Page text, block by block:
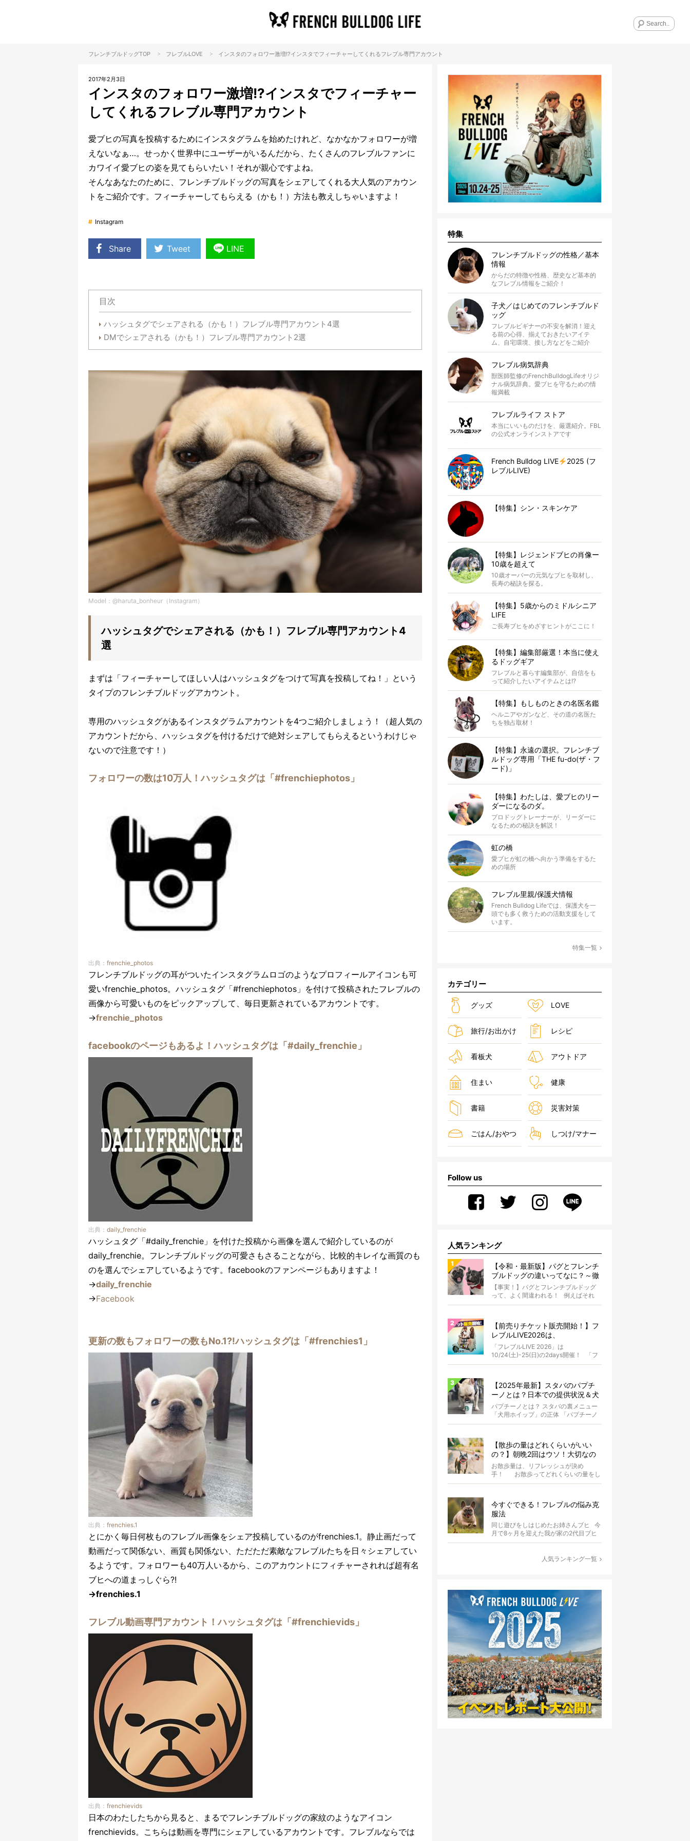
フレンチブルドッグTOP > フレブルLOVE > インスタのフォロワー激増!?インスタでフィーチャーしてくれるフレブル専門アカウント
2017年2月3日
インスタのフォロワー激増!?インスタでフィーチャー
してくれるフレブル専門アカウント
愛ブヒの写真を投稿するためにインスタグラムを始めたけれど、なかなかフォロワーが増
えないなぁ…。せっかく世界中にユーザーがいるんだから、たくさんのフレブルファンに
カワイイ愛ブヒの姿を見てもらいたい！それが親心ですよね。
そんなあなたのために、フレンチブルドッグの写真をシェアしてくれる大人気のアカウン
トをご紹介です。フィーチャーしてもらえる（かも！）方法も教えしちゃいますよ！
# Instagram
Share Tweet LINE
目次
ハッシュタグでシェアされる（かも！）フレブル専門アカウント4選
DMでシェアされる（かも！）フレブル専門アカウント2選
Model：@haruta_bonheur（Instagram）
ハッシュタグでシェアされる（かも！）フレブル専門アカウント4
選
まずは「フィーチャーしてほしい人はハッシュタグをつけて写真を投稿してね！」という
タイプのフレンチブルドッグアカウント。
専用のハッシュタグがあるインスタグラムアカウントを4つご紹介しましょう！（超人気の
アカウントだから、ハッシュタグを付けるだけで絶対シェアしてもらえるというわけじゃ
ないので注意です！）
フォロワーの数は10万人！ハッシュタグは「#frenchiephotos」
出典： frenchie_photos
フレンチブルドッグの耳がついたインスタグラムロゴのようなプロフィールアイコンも可
愛いfrenchie_photos。ハッシュタグ「#frenchiephotos」を付けて投稿されたフレブルの
画像から可愛いものをピックアップして、毎日更新されているアカウントです。
→frenchie_photos
facebookのページもあるよ！ハッシュタグは「#daily_frenchie」
出典： daily_frenchie
ハッシュタグ「#daily_frenchie」を付けた投稿から画像を選んで紹介しているのが
daily_frenchie。フレンチブルドッグの可愛さもさることながら、比較的キレイな画質のも
のを選んでシェアしているようです。facebookのファンページもありますよ！
→daily_frenchie
→Facebook
更新の数もフォロワーの数もNo.1?!ハッシュタグは「#frenchies1」
出典： frenchies.1
とにかく毎日何枚ものフレブル画像をシェア投稿しているのがfrenchies.1。静止画だって
動画だって関係ない、画質も関係ない、ただただ素敵なフレブルたちを日々シェアしてい
るようです。フォロワーも40万人いるから、このアカウントにフィチャーされれば超有名
ブヒへの道まっしぐら?!
→frenchies.1
フレブル動画専門アカウント！ハッシュタグは「#frenchievids」
出典： frenchievids
日本のわたしたちから見ると、まるでフレンチブルドッグの家紋のようなアイコン
frenchievids。こちらは動画を専門にシェアしているアカウントです。フレブルならでは
特集
フレンチブルドッグの性格／基本
情報
からだの特徴や性格、歴史など基本的
なフレブル情報をご紹介！
子犬／はじめてのフレンチブルド
ッグ
フレブルビギナーの不安を解消！迎え
る前の心得、揃えておきたいアイテ
ム、自宅環境、接し方などをご紹介
フレブル病気辞典
獣医師監修のFrenchBulldogLifeオリジ
ナル病気辞典。愛ブヒを守るための情
報満載
フレブルライフ ストア
本当にいいものだけを、厳選紹介。FBL
の公式オンラインストアです
French Bulldog LIVE
2025 (フ
レブルLIVE)
【特集】シン・スキンケア
【特集】レジェンドブヒの肖像ー
10歳を超えて
10歳オーバーの元気なブヒを取材し、
長寿の秘訣を探る。
【特集】5歳からのミドルシニア
LIFE
ご長寿ブヒをめざすヒントがここに！
【特集】編集部厳選！本当に使え
るドッグギア
フレブルと暮らす編集部が、自信をも
って紹介したいアイテムとは!?
【特集】もしものときの名医名鑑
ヘルニアやガンなど、その道の名医た
ちを独占取材！
【特集】永遠の選択。フレンチブ
ルドッグ専用「THE fu-do(ザ・フ
ード)」
【特集】わたしは、愛ブヒのリー
ダーになるのダ。
プロドッグトレーナーが、リーダーに
なるための秘訣を解説！
虹の橋
愛ブヒが虹の橋へ向かう準備をするた
めの場所
フレブル里親/保護犬情報
French Bulldog Lifeでは、保護犬を一
頭でも多く救うための活動支援をして
います。
特集一覧
カテゴリー
グッズ LOVE
旅行/お出かけ レシピ
看板犬 アウトドア
住まい 健康
書籍 災害対策
ごはん/おやつ しつけ/マナー
Follow us
人気ランキング
【令和・最新版】パグとフレンチ
ブルドッグの違いってなに？～徹
底解説～
【事実！】パグとフレンチブルドッグ
って、よく間違われる！ 例えばそれ
は、愛ブヒとのお散歩中。 &...
【前売りチケット販売開始！】フ
レブルLIVE2026は、
10/24(土)-25(日)開催！フレブル
だらけのキャンプ・前夜祭・バス
プランも新登場!?
「フレブルLIVE 2026」は
10/24(土)-25(日)の2days開催！ 「フ
レブルLIV...
【2025年最新】スタバのパプチ
ーノとは？日本での提供状況＆犬
同伴OK店舗一覧も紹介！
パプチーノとは？ スタバの裏メニュー
「犬用ホイップ」の正体 「パプチーノ
（Puppuccino）」とは、紙コッ...
【散歩の量はどれくらいがいい
の？】朝晩2回はウソ！大切なの
は運動量より「リフレッシュ」〜
お散歩にまつわる疑問FAQつき〜
お散歩量は、リフレッシュが決め
手！ お散歩ってどれくらいの量をし
たらいいのか迷いませんか？ よ...
今すぐできる！フレブルの悩み克
服法
同じ遊びをしはじめたお姉さんブヒ 今
月で8ヶ月を迎えた我が家の2代目ブヒ
ですが、幸いなことに筆者...
人気ランキング一覧